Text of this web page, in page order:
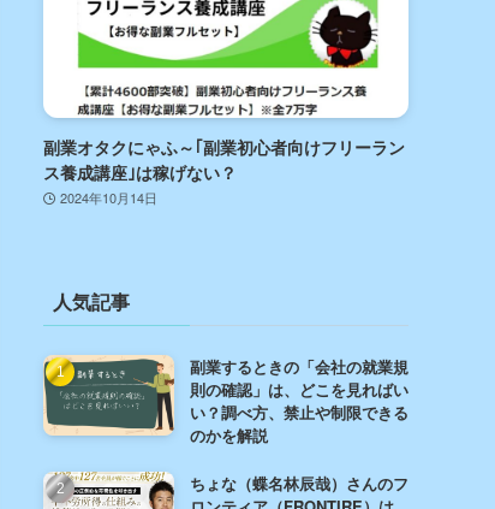
副業オタクにゃふ～｢副業初心者向けフリーラン
ス養成講座｣は稼げない？
2024年10月14日
人気記事
副業するときの「会社の就業規
則の確認」は、どこを見ればい
い？調べ方、禁止や制限できる
のかを解説
ちょな（蝶名林辰哉）さんのフ